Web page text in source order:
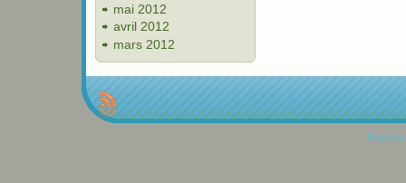
mai 2012
avril 2012
mars 2012